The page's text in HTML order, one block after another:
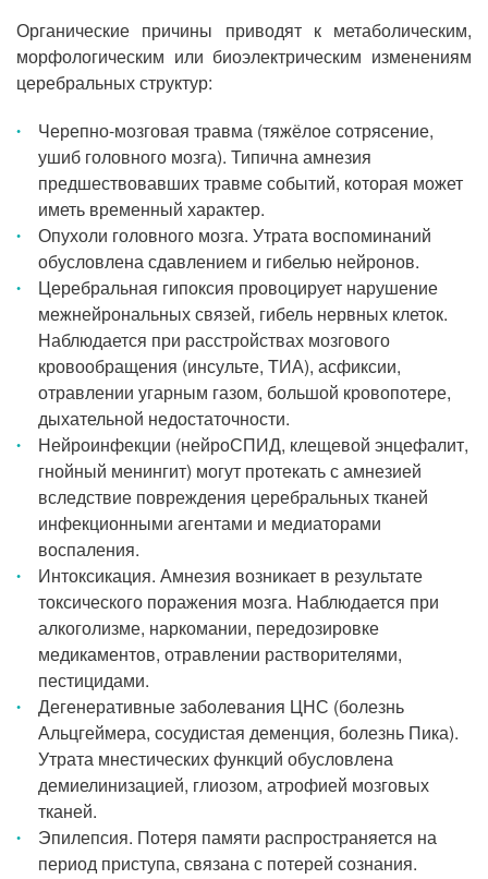
Органические причины приводят к метаболическим,
морфологическим или биоэлектрическим изменениям
церебральных структур:
Черепно-мозговая травма (тяжёлое сотрясение,
ушиб головного мозга). Типична амнезия
предшествовавших травме событий, которая может
иметь временный характер.
Опухоли головного мозга. Утрата воспоминаний
обусловлена сдавлением и гибелью нейронов.
Церебральная гипоксия провоцирует нарушение
межнейрональных связей, гибель нервных клеток.
Наблюдается при расстройствах мозгового
кровообращения (инсульте, ТИА), асфиксии,
отравлении угарным газом, большой кровопотере,
дыхательной недостаточности.
Нейроинфекции (нейроСПИД, клещевой энцефалит,
гнойный менингит) могут протекать с амнезией
вследствие повреждения церебральных тканей
инфекционными агентами и медиаторами
воспаления.
Интоксикация. Амнезия возникает в результате
токсического поражения мозга. Наблюдается при
алкоголизме, наркомании, передозировке
медикаментов, отравлении растворителями,
пестицидами.
Дегенеративные заболевания ЦНС (болезнь
Альцгеймера, сосудистая деменция, болезнь Пика).
Утрата мнестических функций обусловлена
демиелинизацией, глиозом, атрофией мозговых
тканей.
Эпилепсия. Потеря памяти распространяется на
период приступа, связана с потерей сознания.